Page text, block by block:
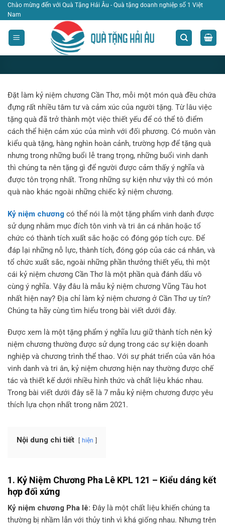
Bỏ
qua
nội
dung
Chào mừng đến với Quà Tặng Hải Âu - Quà tặng doanh nghiệp số 1 Việt
Nam
BLOG ,TIN TỨC
TOP 5 Mẫu Kỷ Niệm Chương Cần Thơ
Được Yêu Thích Nhất
Đặt làm kỷ niệm chương Cần Thơ, mỗi một món quà đều chứa
đựng rất nhiều tâm tư và cảm xúc của người tặng. Từ lâu việc
tặng quà đã trở thành một việc thiết yếu để có thể tô điểm
cách thể hiện cảm xúc của mình với đối phương. Có muôn vàn
kiểu quà tặng, hàng nghìn hoàn cảnh, trường hợp để tặng quà
nhưng trong những buổi lễ trang trọng, những buổi vinh danh
thì chúng ta nên tặng gì để người được cảm thấy ý nghĩa và
được tôn trọng nhất. Trong những sự kiện như vậy thì có món
quà nào khác ngoài những chiếc kỷ niệm chương.
Kỷ niệm chương có thể nói là một tặng phẩm vinh danh được
sử dụng nhằm mục đích tôn vinh và tri ân cá nhân hoặc tổ
chức có thành tích xuất sắc hoặc có đóng góp tích cực. Để
đáp lại những nỗ lực, thành tích, đóng góp của các cá nhân, và
tổ chức xuất sắc, ngoài những phần thưởng thiết yếu, thì một
cái kỷ niệm chương Cần Thơ là một phần quà đánh dấu vô
cùng ý nghĩa. Vậy đâu là mẫu kỷ niệm chương Vũng Tàu hot
nhất hiện nay? Địa chỉ làm kỷ niệm chương ở Cần Thơ uy tín?
Chúng ta hãy cùng tìm hiểu trong bài viết dưới đây.
Được xem là một tặng phẩm ý nghĩa lưu giữ thành tích nên kỷ
niệm chương thường được sử dụng trong các sự kiện doanh
nghiệp và chương trình thể thao. Với sự phát triển của văn hóa
vinh danh và tri ân, kỷ niệm chương hiện nay thường được chế
tác và thiết kế dưới nhiều hình thức và chất liệu khác nhau.
Trong bài viết dưới đây sẽ là 7 mẫu kỷ niệm chương được yêu
thích lựa chọn nhất trong năm 2021.
Nội dung chi tiết hiện
1. Kỷ Niệm Chương Pha Lê KPL 121 – Kiểu dáng kết
hợp đối xứng
Kỷ niệm chương Pha lê: Đây là một chất liệu khiến chúng ta
thường bị nhầm lẫn với thủy tinh vì khá giống nhau. Nhưng trên